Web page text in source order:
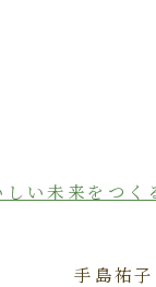
い未来をつく
手島祐子